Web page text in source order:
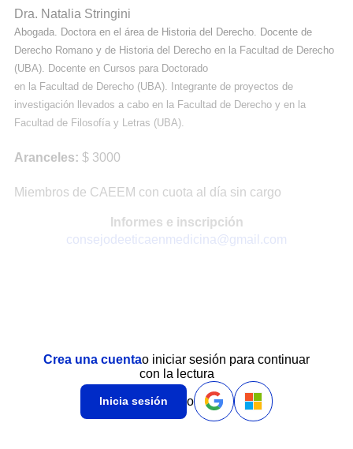
Dra. Natalia Stringini
Abogada. Doctora en el área de Historia del Derecho. Docente de
Derecho Romano y de Historia del Derecho en la Facultad de Derecho
(UBA). Docente en Cursos para Doctorado
en la Facultad de Derecho (UBA). Integrante de proyectos de
investigación llevados a cabo en la Facultad de Derecho y en la
Facultad de Filosofía y Letras (UBA).
Aranceles: $ 3000
Miembros de CAEEM con cuota al día sin cargo
Informes e inscripción
consejodeeticaenmedicina@gmail.com
Crea una cuentao iniciar sesión para continuar
con la lectura
Inicia sesión o